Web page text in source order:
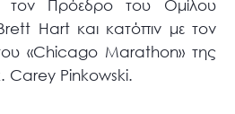
τον Πρόεδρο του Ομίλου
Hart και κατόπιν με τον
«Chicago Marathon» της
Carey Pinkowski.